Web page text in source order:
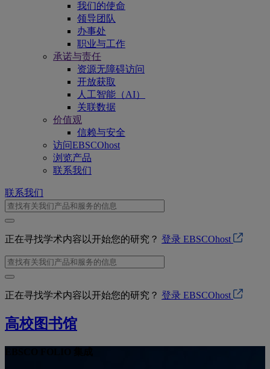
我们的使命
领导团队
办事处
职业与工作
承诺与责任
资源无障碍访问
开放获取
人工智能（AI）
关联数据
价值观
信赖与安全
访问EBSCOhost
浏览产品
联系我们
联系我们
正在寻找学术内容以开始您的研究？ 登录 EBSCOhost
正在寻找学术内容以开始您的研究？ 登录 EBSCOhost
高校图书馆